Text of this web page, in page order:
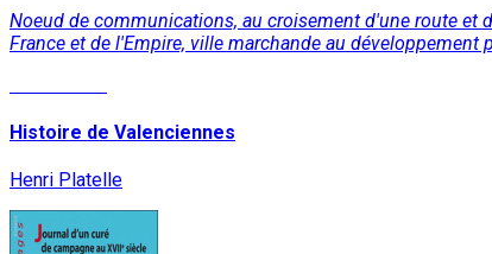
Noeud de communications, au croisement d'une route et
France et de l'Empire, ville marchande au développement
Histoire de Valenciennes
Henri Platelle